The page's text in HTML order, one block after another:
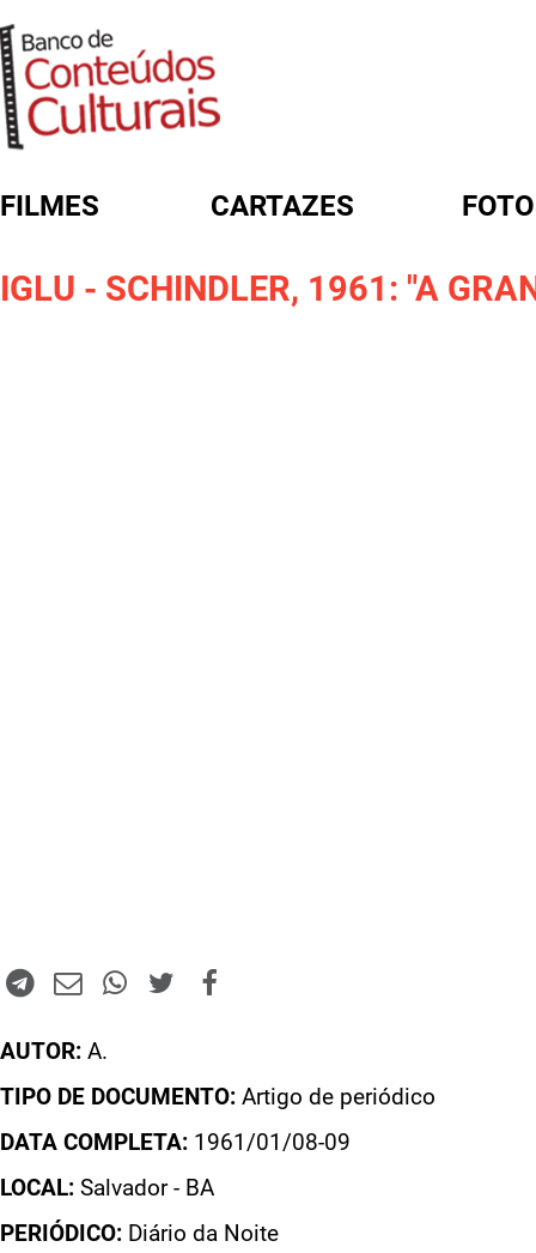
FILMES CARTAZES
IGLU - SCHINDLER, 1961: "A
AUTOR: A.
TIPO DE DOCUMENTO: Artigo de periódico
DATA COMPLETA: 1961/01/08-09
LOCAL: Salvador - BA
PERIÓDICO: Diário da Noite
FORMULÁRIO DE BUSCA